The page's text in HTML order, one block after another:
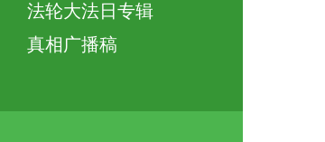
法轮大法日专辑
真相广播稿